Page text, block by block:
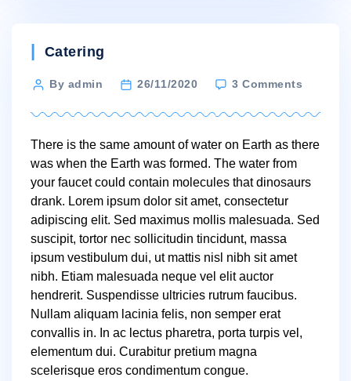
Categories
Catering
PostBy admin 26/11/2020 3 Comments
water
your
There is the same amount of water on Earth as there
was when the Earth was formed. The water from
your faucet could contain molecules that dinosaurs
drank. Lorem ipsum dolor sit amet, consectetur
adipiscing elit. Sed maximus mollis malesuada. Sed
suscipit, tortor nec sollicitudin tincidunt, massa
ipsum vestibulum dui, ut mattis nisl nibh sit amet
nibh. Etiam malesuada neque vel elit auctor
hendrerit. Suspendisse ultricies rutrum faucibus.
Nullam aliquam lacinia felis, non semper erat
convallis in. In ac lectus pharetra, porta turpis vel,
elementum dui. Curabitur pretium magna
scelerisque eros condimentum congue.